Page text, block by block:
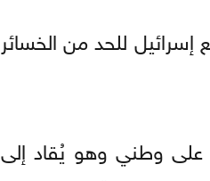
إسرائيل للحد من الخسائر
على وطني وهو يُقاد إلى